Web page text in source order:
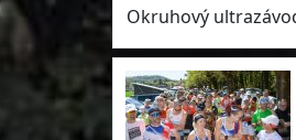
Okruhový